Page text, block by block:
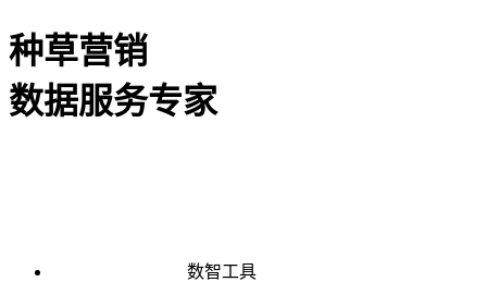
种草营销
数据服务专家
数智工具